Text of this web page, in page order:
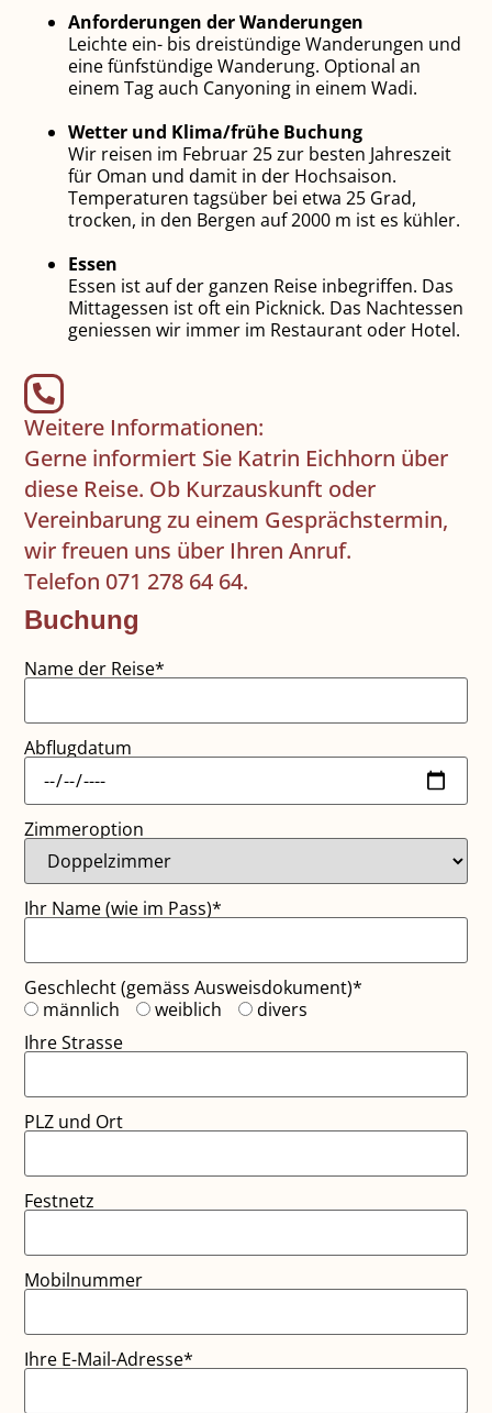
Anforderungen der Wanderungen
Leichte ein- bis dreistündige Wan­de­­rungen und
eine fünfstündige Wande­rung. Optional an
einem Tag auch Canyoning in einem Wadi.
Wetter und Klima/frühe Buchung
Wir reisen im Februar 25 zur besten Jahreszeit
für Oman und damit in der Hochsaison.
Temperaturen tagsüber bei etwa 25 Grad,
trocken, in den Bergen auf 2000 m ist es kühler.
Essen
Essen ist auf der ganzen Reise in­begriffen. Das
Mittagessen ist oft ein Picknick. Das Nachtessen
geniessen wir immer im Restaurant oder Hotel.
Weitere Informationen:
Gerne informiert Sie Katrin Eichhorn über
diese Reise. Ob Kurzauskunft oder
Vereinbarung zu einem Gesprächstermin,
wir freuen uns über Ihren Anruf.
Telefon 071 278 64 64.
Buchung
Name der Reise*
Abflugdatum
Zimmeroption
Ihr Name (wie im Pass)*
Geschlecht (gemäss Ausweisdokument)*
männlich
weiblich
divers
Ihre Strasse
PLZ und Ort
Festnetz
Mobilnummer
Ihre E-Mail-Adresse*